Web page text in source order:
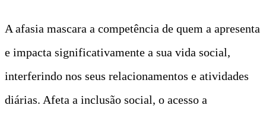
A afasia mascara a competência de quem a apresenta
e impacta significativamente a sua vida social,
interferindo nos seus relacionamentos e atividades
diárias. Afeta a inclusão social, o acesso a